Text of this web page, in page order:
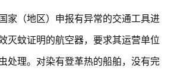
家（地区）申报有异常的交通工具进
灭蚊证明的航空器，要求其运营单位
处理。对染有登革热的船舶，没有完